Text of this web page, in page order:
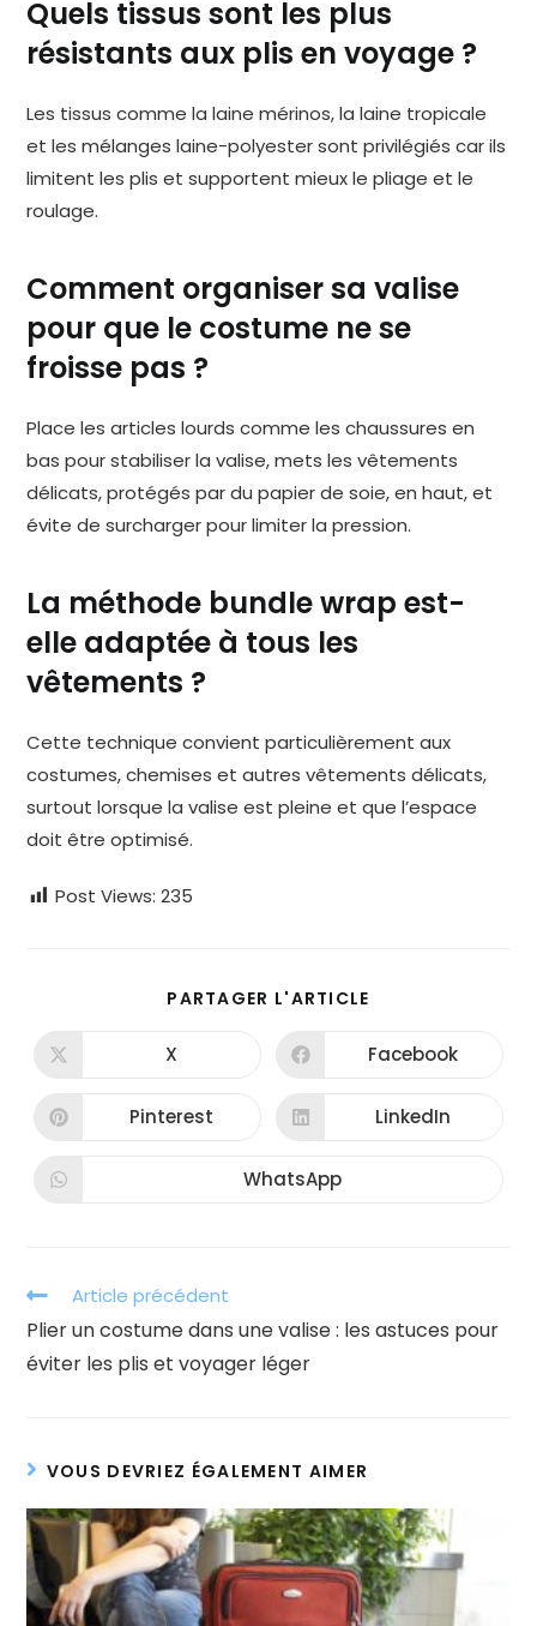
Quels tissus sont les plus
résistants aux plis en voyage ?
Les tissus comme la laine mérinos, la laine tropicale
et les mélanges laine-polyester sont privilégiés car ils
limitent les plis et supportent mieux le pliage et le
roulage.
Comment organiser sa valise
pour que le costume ne se
froisse pas ?
Place les articles lourds comme les chaussures en
bas pour stabiliser la valise, mets les vêtements
délicats, protégés par du papier de soie, en haut, et
évite de surcharger pour limiter la pression.
La méthode bundle wrap est-
elle adaptée à tous les
vêtements ?
Cette technique convient particulièrement aux
costumes, chemises et autres vêtements délicats,
surtout lorsque la valise est pleine et que l’espace
doit être optimisé.
Post Views: 235
PARTAGER L'ARTICLE
CONTENU
Ouvrir
autre
fenêtre
X Ouvrir
autre
fenêtre
Facebook
Ouvrir
Pinterest Ouvrir
LinkedIn
Ouvrir
WhatsApp
Read
articles
Article précédent
Plier un costume dans une valise : les astuces pour
éviter les plis et voyager léger
VOUS DEVRIEZ ÉGALEMENT AIMER